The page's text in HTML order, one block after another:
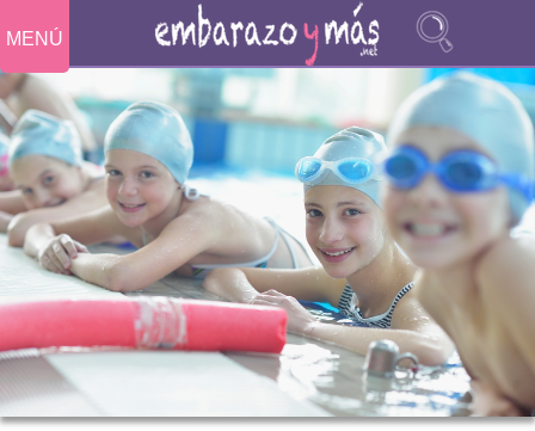
MENÚ